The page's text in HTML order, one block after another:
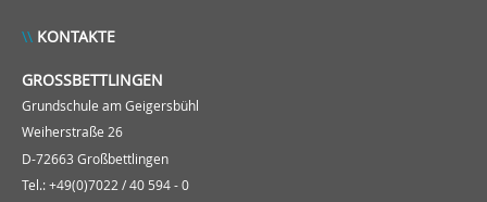
KONTAKTE
GROSSBETTLINGEN
Grundschule am Geigersbühl
Weiherstraße 26
D-72663 Großbettlingen
Tel.: +49(0)7022 / 40 594 - 0